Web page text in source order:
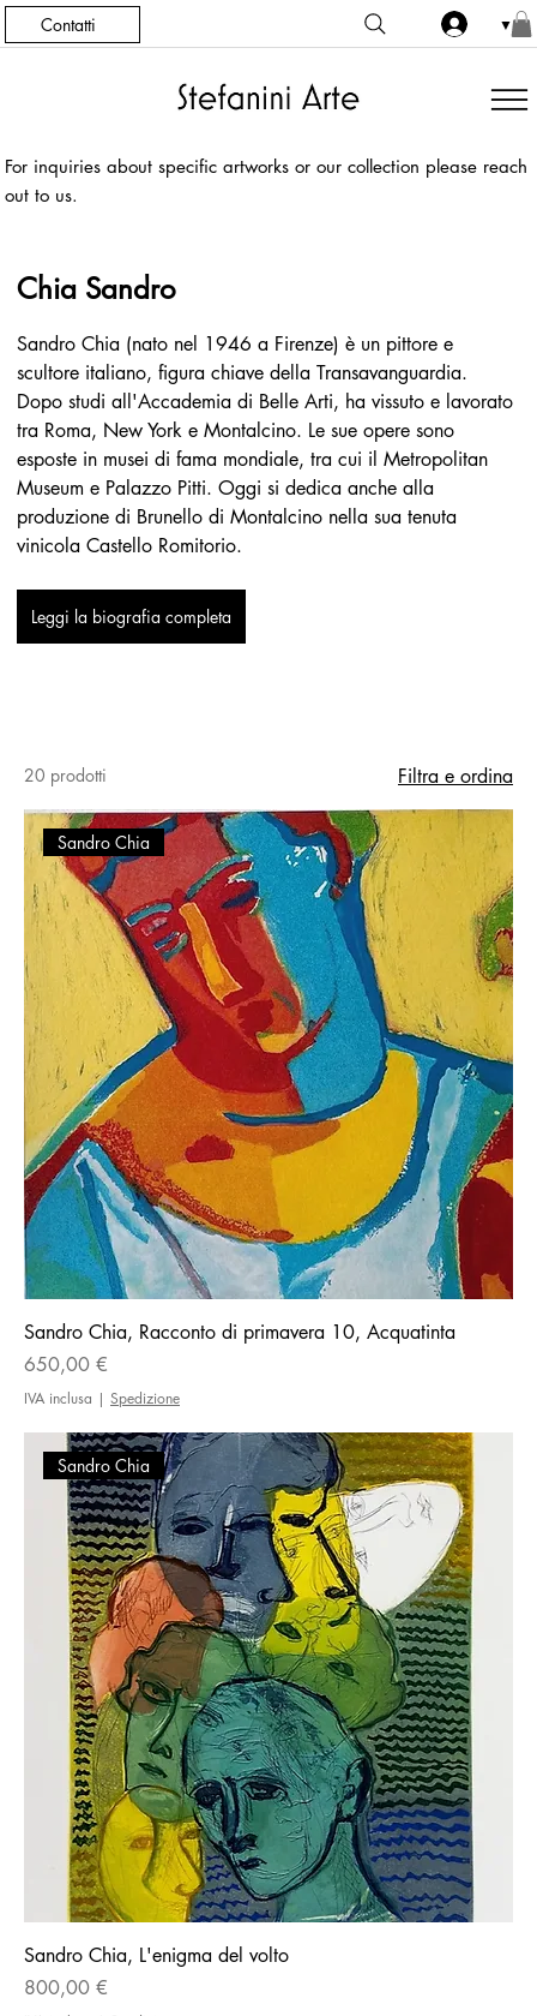
Contatti ▼
For inquiries about specific artworks or our collection please reach
out to us.
Sandro Chia (nato nel 1946 a Firenze) è un pittore e
scultore italiano, figura chiave della Transavanguardia.
Dopo studi all'Accademia di Belle Arti, ha vissuto e lavorato
tra Roma, New York e Montalcino. Le sue opere sono
esposte in musei di fama mondiale, tra cui il Metropolitan
Museum e Palazzo Pitti. Oggi si dedica anche alla
produzione di Brunello di Montalcino nella sua tenuta
vinicola Castello Romitorio.
Leggi la biografia completa
Chia Sandro
20 prodotti Filtra e ordina
Sandro Chia
Sandro Chia, Racconto di primavera 10, Acquatinta
Prezzo
650,00 €
IVA inclusa | Spedizione
Sandro Chia
Sandro Chia, L'enigma del volto
Prezzo
800,00 €